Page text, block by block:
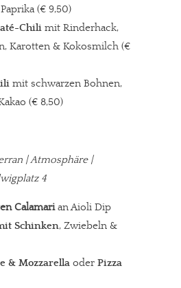
(€ 9,50)
Chili mit Rinderhack,
Karotten & Kokosmilch (€
mit schwarzen Bohnen,
(€ 8,50)
| Atmosphäre |
4
Calamarian Aioli Dip
Schinken, Zwiebeln &
& Mozzarella oder Pizza